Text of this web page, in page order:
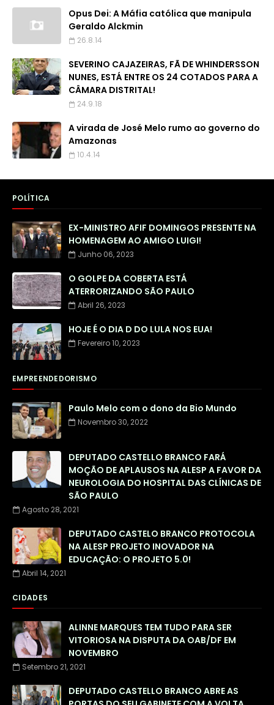
Opus Dei: A Máfia católica que manipula
Geraldo Alckmin
26.8.14
SEVERINO CAJAZEIRAS, FÃ DE WHINDERSSON
NUNES, ESTÁ ENTRE OS 24 COTADOS PARA A
CÂMARA DISTRITAL!
24.9.18
A virada de José Melo rumo ao governo do
Amazonas
10.4.14
POLÍTICA
EX-MINISTRO AFIF DOMINGOS PRESENTE NA
HOMENAGEM AO AMIGO LUIGI!
Junho 06, 2023
O GOLPE DA COBERTA ESTÁ
ATERRORIZANDO SÃO PAULO
Abril 26, 2023
HOJE É O DIA D DO LULA NOS EUA!
Fevereiro 10, 2023
EMPREENDEDORISMO
Paulo Melo com o dono da Bio Mundo
Novembro 30, 2022
DEPUTADO CASTELLO BRANCO FARÁ
MOÇÃO DE APLAUSOS NA ALESP A FAVOR DA
NEUROLOGIA DO HOSPITAL DAS CLÍNICAS DE
SÃO PAULO
Agosto 28, 2021
DEPUTADO CASTELO BRANCO PROTOCOLA
NA ALESP PROJETO INOVADOR NA
EDUCAÇÃO: O PROJETO 5.0!
Abril 14, 2021
CIDADES
ALINNE MARQUES TEM TUDO PARA SER
VITORIOSA NA DISPUTA DA OAB/DF EM
NOVEMBRO
Setembro 21, 2021
DEPUTADO CASTELLO BRANCO ABRE AS